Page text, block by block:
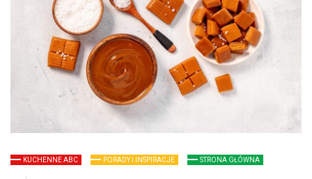
KUCHENNE ABC PORADY I INSPIRACJE STRONA GŁÓWNA